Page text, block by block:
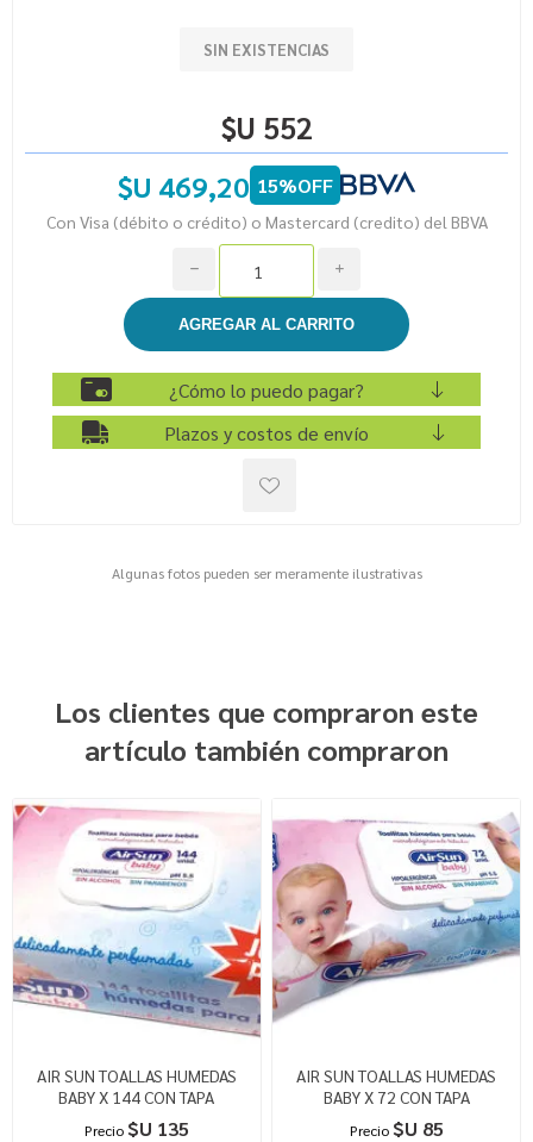
SIN EXISTENCIAS
$U 552
$U 469,20 15%OFF
Con Visa (débito o crédito) o Mastercard (credito) del BBVA
i
h
¿Cómo lo puedo pagar?
Plazos y costos de envío
Algunas fotos pueden ser meramente ilustrativas
Los clientes que compraron este
artículo también compraron
AIR SUN TOALLAS HUMEDAS
BABY X 144 CON TAPA
Precio $U 135
AIR SUN TOALLAS HUMEDAS
BABY X 72 CON TAPA
Precio $U 85